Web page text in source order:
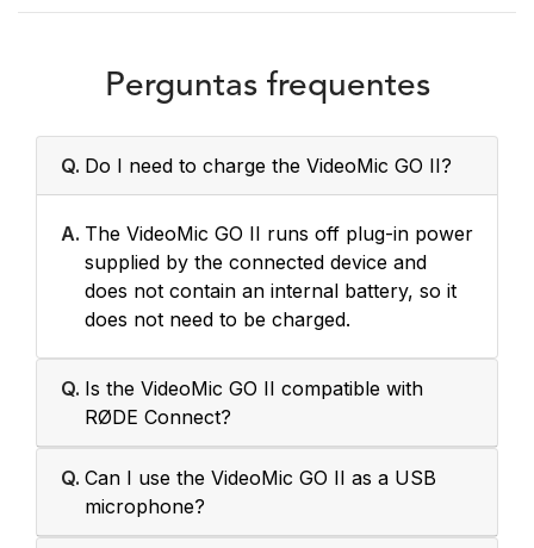
Perguntas frequentes
Q. Do I need to charge the VideoMic GO II?
A. The VideoMic GO II runs off plug-in power
supplied by the connected device and
does not contain an internal battery, so it
does not need to be charged.
Q. Is the VideoMic GO II compatible with
RØDE Connect?
Q. Can I use the VideoMic GO II as a USB
microphone?